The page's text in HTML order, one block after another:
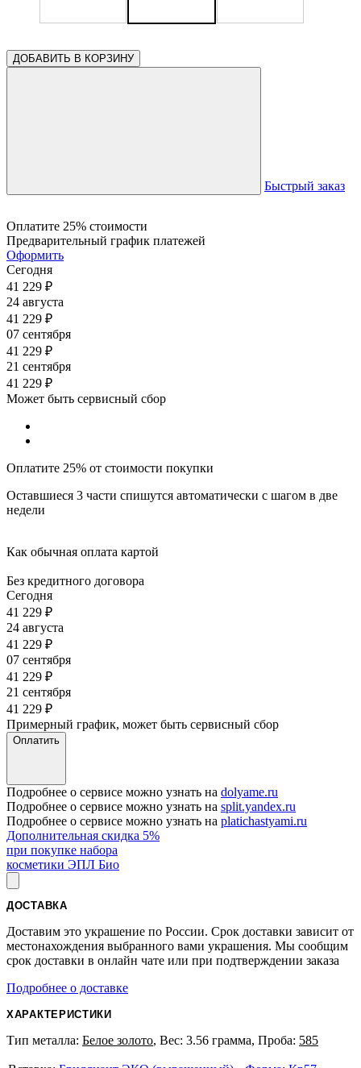
ДОБАВИТЬ В КОРЗИНУ
Быстрый заказ
Оплатите 25% стоимости
Предварительный график платежей
Оформить
Сегодня
41 229 ₽
24 августа
41 229 ₽
07 сентября
41 229 ₽
21 сентября
41 229 ₽
Может быть сервисный сбор
Оплатите 25% от стоимости покупки
Оставшиеся 3 части спишутся автоматически с шагом в две
недели
Как обычная оплата картой
Без кредитного договора
Сегодня
41 229 ₽
24 августа
41 229 ₽
07 сентября
41 229 ₽
21 сентября
41 229 ₽
Примерный график, может быть сервисный сбор
Оплатить
Подробнее о сервисе можно узнать на dolyame.ru
Подробнее о сервисе можно узнать на split.yandex.ru
Подробнее о сервисе можно узнать на platichastyami.ru
Дополнительная скидка 5%
при покупке набора
косметики ЭПЛ Био
ДОСТАВКА
Доставим это украшение по России. Срок доставки зависит от
местонахождения выбранного вами украшения. Мы сообщим
срок доставки в онлайн чате или при подтверждении заказа
Подробнее о доставке
ХАРАКТЕРИСТИКИ
Тип металла: Белое золото, Вес: 3.56 грамма, Проба: 585